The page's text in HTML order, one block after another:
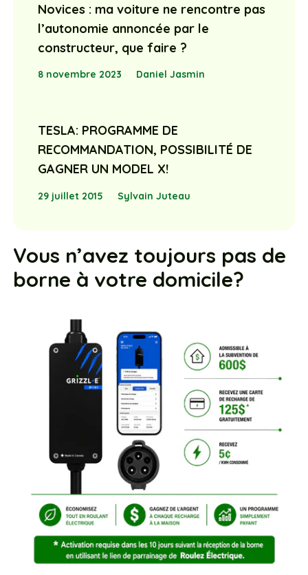
Novices : ma voiture ne rencontre pas
l’autonomie annoncée par le
constructeur, que faire ?
8 novembre 2023 Daniel Jasmin
TESLA: PROGRAMME DE
RECOMMANDATION, POSSIBILITÉ DE
GAGNER UN MODEL X!
29 juillet 2015 Sylvain Juteau
Vous n’avez toujours pas de
borne à votre domicile?